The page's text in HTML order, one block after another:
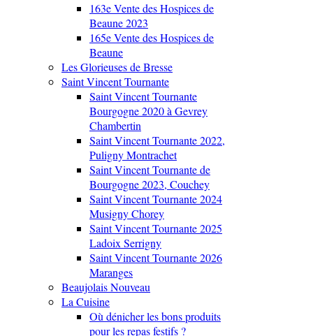
163e Vente des Hospices de
Beaune 2023
165e Vente des Hospices de
Beaune
Les Glorieuses de Bresse
Saint Vincent Tournante
Saint Vincent Tournante
Bourgogne 2020 à Gevrey
Chambertin
Saint Vincent Tournante 2022,
Puligny Montrachet
Saint Vincent Tournante de
Bourgogne 2023, Couchey
Saint Vincent Tournante 2024
Musigny Chorey
Saint Vincent Tournante 2025
Ladoix Serrigny
Saint Vincent Tournante 2026
Maranges
Beaujolais Nouveau
La Cuisine
Où dénicher les bons produits
pour les repas festifs ?